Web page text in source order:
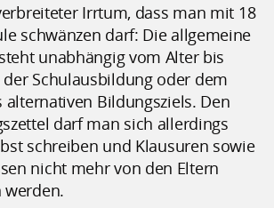
Irrtum, dass man mit 18
schwänzen darf: Die allgemeine
unabhängig vom Alter bis
der Schulausbildung oder dem
alternativen Bildungsziels. Den
darf man sich allerdings
schreiben und Klausuren sowie
nicht mehr von den Eltern
werden.